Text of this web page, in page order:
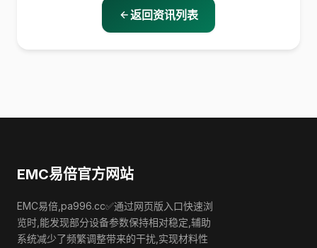
返回资讯列表
EMC易倍官方网站
EMC易倍,pa996.cc✅通过网页版入口快速浏
览时,能发现部分设备参数保持相对稳定,辅助
系统减少了频繁调整带来的干扰,实现材料性